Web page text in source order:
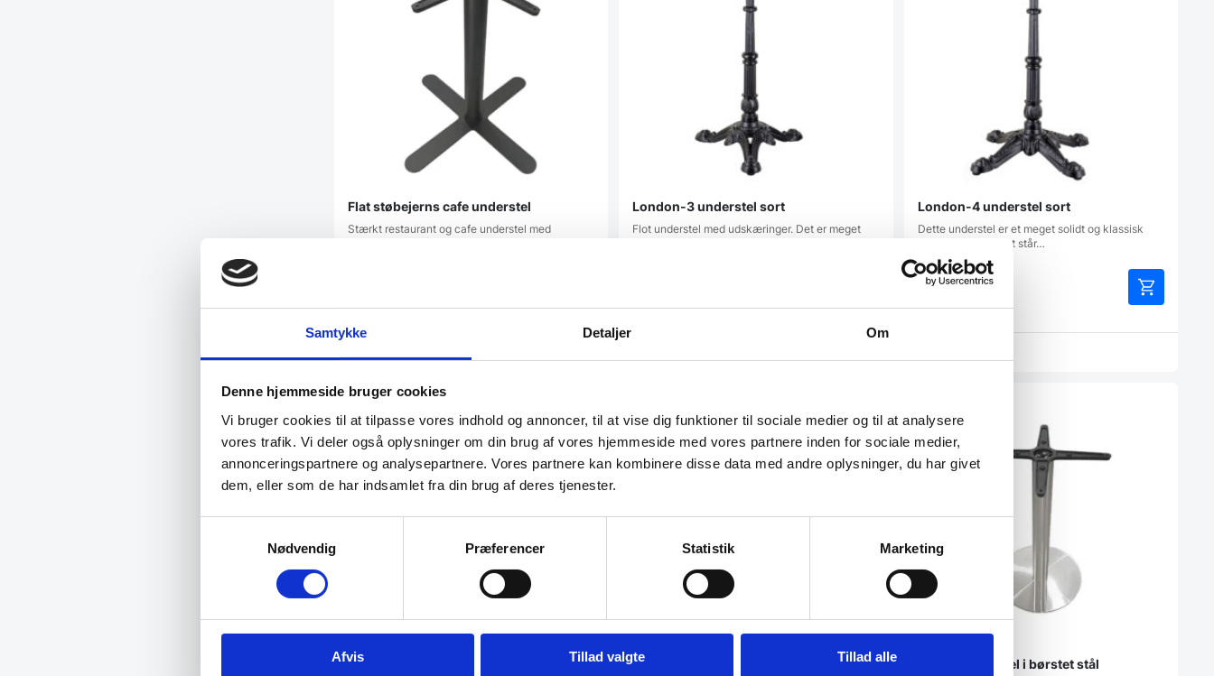
Samtykke Detaljer Om
Denne hjemmeside bruger cookies
Vi bruger cookies til at tilpasse vores indhold og annoncer, til at vise dig funktioner til sociale medier og til at analysere
vores trafik. Vi deler også oplysninger om din brug af vores hjemmeside med vores partnere inden for sociale medier,
annonceringspartnere og analysepartnere. Vores partnere kan kombinere disse data med andre oplysninger, du har givet
dem, eller som de har indsamlet fra din brug af deres tjenester.
Nødvendig
Præferencer Statistik Marketing
Afvis Tillad valgte Tillad alle
Flat støbejerns cafe understel
Stærkt restaurant og cafe understel med
London-3 understel sort
Flot understel med udskæringer. Det er meget
London-4 understel sort
Dette understel er et meget solidt og klassisk
understel i sort. Det står…
Pisa dobbelt understel i støbejern Rivas understel sort Ronda understel i børstet stål